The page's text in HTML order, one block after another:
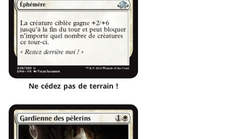
Ne cédez pas de terrain !